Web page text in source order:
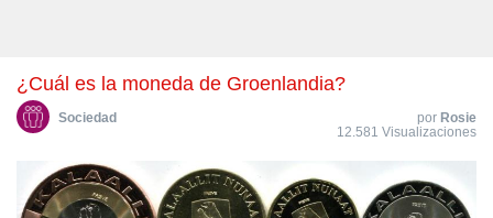
¿Cuál es la moneda de Groenlandia?
Sociedad por Rosie
12.581 Visualizaciones